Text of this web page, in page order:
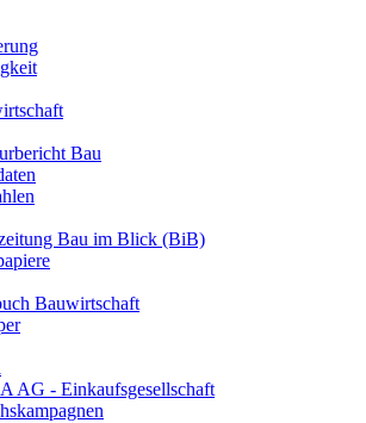
Bau
Bau im Blick (BiB)
Bauwirtschaft
AG - Einkaufsgesellschaft